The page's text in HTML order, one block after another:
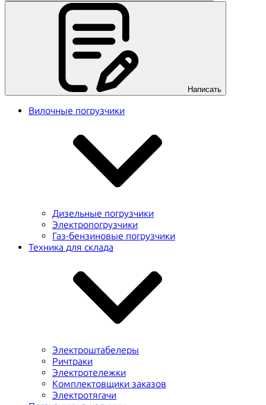
Написать
Вилочные погрузчики
Дизельные погрузчики
Электропогрузчики
Газ-бензиновые погрузчики
Техника для склада
Электроштабелеры
Ричтраки
Электротележки
Комплектовщики заказов
Электротягачи